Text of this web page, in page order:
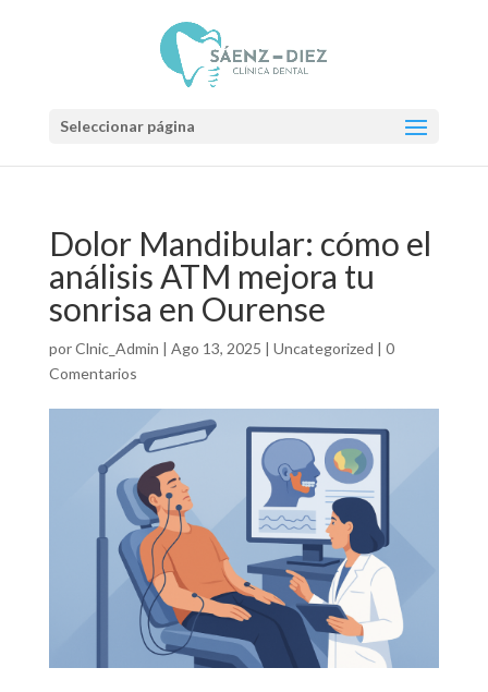
Seleccionar página
Dolor Mandibular: cómo el
análisis ATM mejora tu
sonrisa en Ourense
porClnic_Admin | Ago 13, 2025 | Uncategorized | 0
Comentarios